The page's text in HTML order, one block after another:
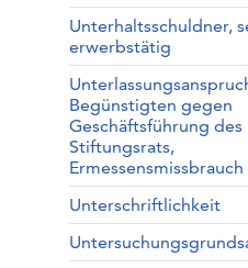
Unterhaltsschuldner,
erwerbstätig
Begünstigten gegen
Geschäftsführung des
Stiftungsrats,
Ermessensmissbrauch
Unterschriftlichkeit